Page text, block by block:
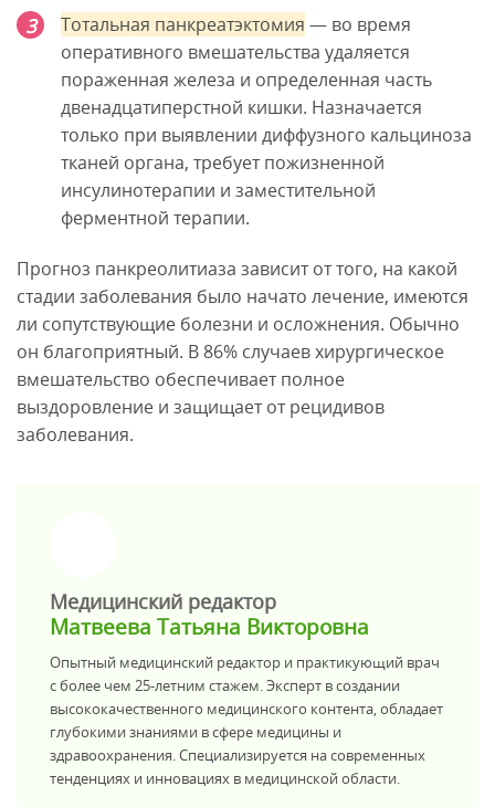
Тотальная панкреатэктомия — во время
оперативного вмешательства удаляется
пораженная железа и определенная часть
двенадцатиперстной кишки. Назначается
только при выявлении диффузного кальциноза
тканей органа, требует пожизненной
инсулинотерапии и заместительной
ферментной терапии.
Прогноз панкреолитиаза зависит от того, на какой
стадии заболевания было начато лечение, имеются
ли сопутствующие болезни и осложнения. Обычно
он благоприятный. В 86% случаев хирургическое
вмешательство обеспечивает полное
выздоровление и защищает от рецидивов
заболевания.
>
Медицинский редактор
Матвеева Татьяна Викторовна
Опытный медицинский редактор и практикующий врач
с более чем 25-летним стажем. Эксперт в создании
высококачественного медицинского контента, обладает
глубокими знаниями в сфере медицины и
здравоохранения. Специализируется на современных
тенденциях и инновациях в медицинской области.